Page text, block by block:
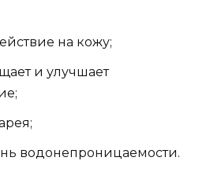
на кожу;
и улучшает
водонепроницаемости.